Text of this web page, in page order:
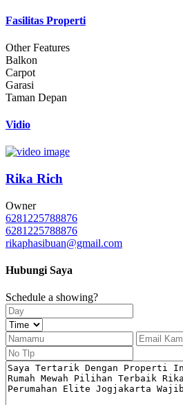
Fasilitas Properti
Other Features
Balkon
Carpot
Garasi
Taman Depan
Vidio
Rika Rich
Owner
6281225788876
6281225788876
rikaphasibuan@gmail.com
Hubungi Saya
Schedule a showing?